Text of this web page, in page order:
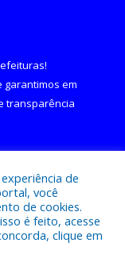
!
garantimos em
transparência
de Curralinho.
de
você
de cookies.
é feito, acesse
clique em